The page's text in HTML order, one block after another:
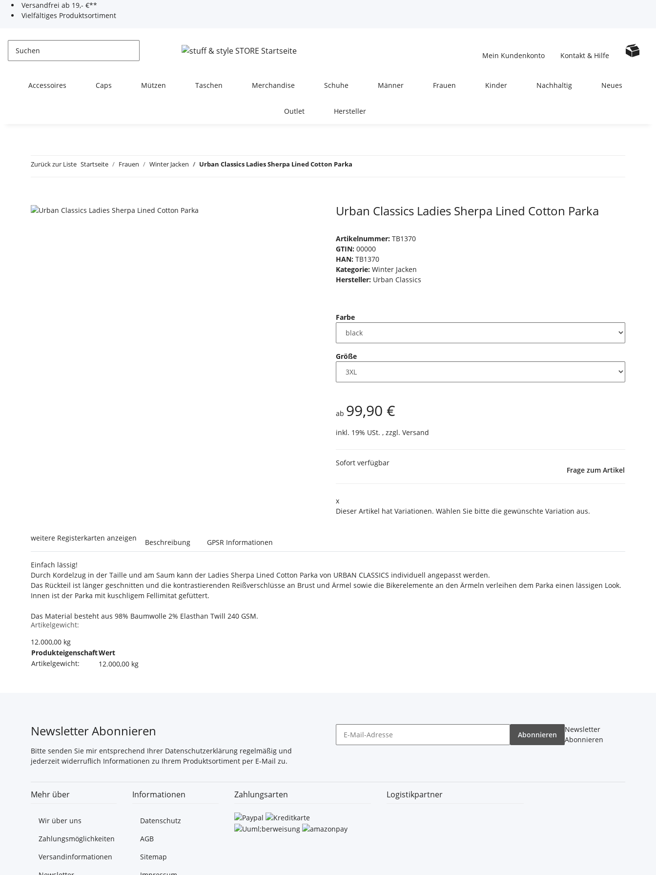
Versandfrei ab 19,- €**
Vielfältiges Produktsortiment
Mein Kundenkonto Kontakt & Hilfe
Accessoires Caps Mützen Taschen Merchandise Schuhe Männer Frauen Kinder Nachhaltig Neues
Outlet Hersteller
Zurück zur Liste Startseite Frauen Winter Jacken Urban Classics Ladies Sherpa Lined Cotton Parka
Urban Classics Ladies Sherpa Lined Cotton Parka
Artikelnummer: TB1370
GTIN: 00000
HAN: TB1370
Kategorie: Winter Jacken
Hersteller: Urban Classics
Farbe
Größe
ab 99,90 €
inkl. 19% USt. , zzgl. Versand
Sofort verfügbar
Frage zum Artikel
x
Dieser Artikel hat Variationen. Wählen Sie bitte die gewünschte Variation aus.
weitere Registerkarten anzeigen Beschreibung GPSR Informationen
Einfach lässig!
Durch Kordelzug in der Taille und am Saum kann der Ladies Sherpa Lined Cotton Parka von URBAN CLASSICS individuell angepasst werden.
Das Rückteil ist länger geschnitten und die kontrastierenden Reißverschlüsse an Brust und Ärmel sowie die Bikerelemente an den Ärmeln verleihen dem Parka einen lässigen Look.
Innen ist der Parka mit kuschligem Fellimitat gefüttert.
Das Material besteht aus 98% Baumwolle 2% Elasthan Twill 240 GSM.
Artikelgewicht:
12.000,00 kg
ProdukteigenschaftWert
Artikelgewicht:
12.000,00 kg
Newsletter Abonnieren
Bitte senden Sie mir entsprechend Ihrer Datenschutzerklärung regelmäßig und
jederzeit widerruflich Informationen zu Ihrem Produktsortiment per E-Mail zu.
Abonnieren
Newsletter
Abonnieren
Mehr über
Wir über uns
Zahlungsmöglichkeiten
Versandinformationen
Informationen
Datenschutz
AGB
Sitemap
Zahlungsarten Logistikpartner